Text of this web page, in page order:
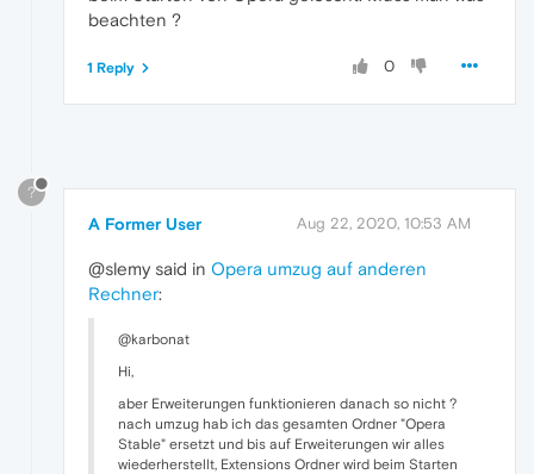
beachten ?
0
1 Reply
?
A Former User Aug 22, 2020, 10:53 AM
@slemy said in Opera umzug auf anderen
Rechner:
@karbonat
Hi,
aber Erweiterungen funktionieren danach so nicht ?
nach umzug hab ich das gesamten Ordner "Opera
Stable" ersetzt und bis auf Erweiterungen wir alles
wiederherstellt, Extensions Ordner wird beim Starten